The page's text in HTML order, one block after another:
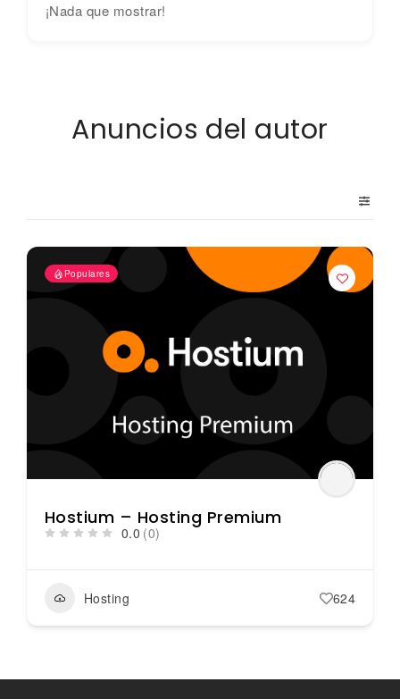
¡Nada que mostrar!
Anuncios del autor
Populares
Hostium – Hosting Premium
0.0 (0)
Hosting 624